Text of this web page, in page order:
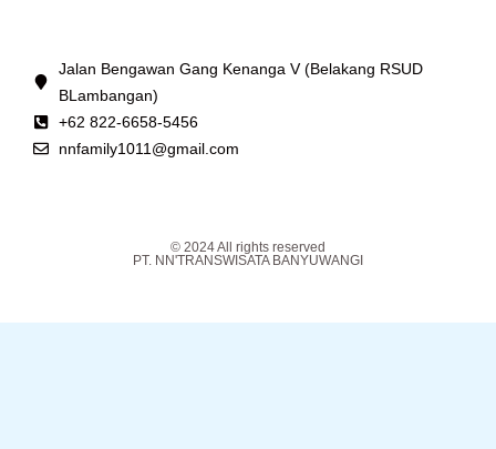
Jalan Bengawan Gang Kenanga V (Belakang RSUD
BLambangan)
+62 822-6658-5456
nnfamily1011@gmail.com
© 2024 All rights reserved
PT. NN'TRANSWISATA BANYUWANGI